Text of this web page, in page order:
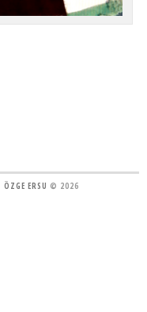
ÖZGE ERSU © 2026